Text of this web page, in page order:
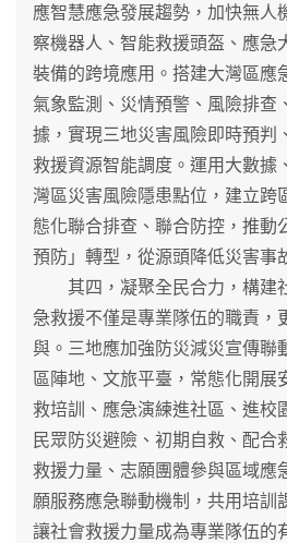
應智慧應急發展趨勢，加快無人
察機器人、智能救援頭盔、應急
裝備的跨境應用。搭建大灣區應
氣象監測、災情預警、風險排查
據，實現三地災害風險即時預判
救援資源智能調度。運用大數據
灣區災害風險隱患點位，建立跨
態化聯合排查、聯合防控，推動
預防」轉型，從源頭降低災害事
其四，凝聚全民合力，構建
急救援不僅是專業隊伍的職責，
與。三地應加強防災減災宣傳聯
區陣地、文旅平臺，常態化開展
救培訓、應急演練進社區、進校
民眾防災避險、初期自救、配合
救援力量、志願團體參與區域應
願服務應急聯動機制，共用培訓
讓社會救援力量成為專業隊伍的